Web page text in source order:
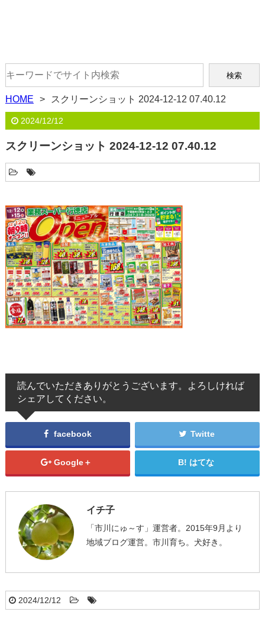
HOME スクリーンショット 2024-12-12 07.40.12
2024/12/12
スクリーンショット 2024-12-12 07.40.12
読んでいただきありがとうございます。よろしければ
シェアしてください。
facebook Twitte
Google＋ はてな
イチ子
「市川にゅ～す」運営者。2015年9月より
地域ブログ運営。市川育ち。犬好き。
2024/12/12